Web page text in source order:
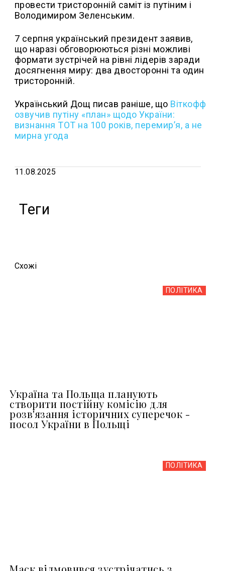
провести тристоронній саміт із путіним і
Володимиром Зеленським.
7 серпня український президент заявив,
що наразі обговорюються різні можливі
формати зустрічей на рівні лідерів заради
досягнення миру: два двосторонні та один
тристоронній.
Український Дощ писав раніше, що Віткофф
озвучив путіну «план» щодо України:
визнання ТОТ на 100 років, перемир’я, а не
мирна угода
11.08.2025
Теги
Схожi
ПОЛІТИКА
Україна та Польща планують
створити постійну комісію для
розв'язання історичних суперечок -
посол України в Польщі
ПОЛІТИКА